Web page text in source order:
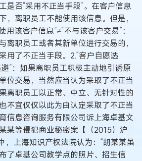
是否“采用不正当手段”。在客户信息
，离职员工不能使用该信息。但是，
用该客户信息”≠“不与该客户交易”：
离职员工或者其新单位进行交易的，
用了不正当手段。2.“客户自愿选
”：如果离职员工积极主动地引诱原
位交易，当然应当认为采取了不正当
离职员工以正常、中立、无针对性的
不宜仅仅以此为由认定采取了不正当
信息咨询服务有限公司诉上海卓基文
某等侵犯商业秘密案【（2015）沪
，上海知识产权法院认为：“胡某某虽
了卓基公司教学点的照片、招生信